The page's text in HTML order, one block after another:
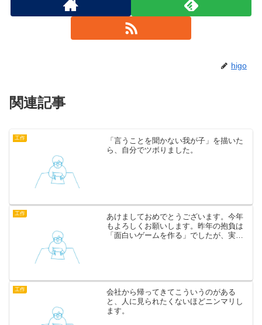
higo
関連記事
工作
「言うことを聞かない我が子」を描いた
ら、自分でツボりました。
工作
あけましておめでとうございます。今年
もよろしくお願いします。昨年の抱負は
「面白いゲームを作る」でしたが、実現
工作
会社から帰ってきてこういうのがある
と、人に見られたくないほどニンマリし
ます。